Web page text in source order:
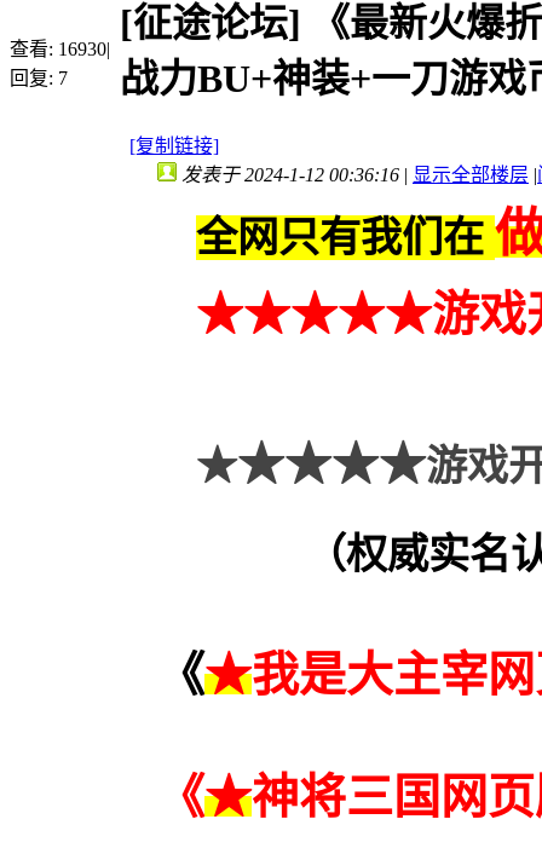
查看: 16930|
回复: 7
[征途论坛]
《最新火爆
战力BU+神装+一刀游戏
[复制链接]
发表于 2024-1-12 00:36:16 | 显示全部楼层 |
全网只有我们在
★★★★★游戏
★★★★★游戏
（权威实名
《★我是大主宰
《★神将三国网